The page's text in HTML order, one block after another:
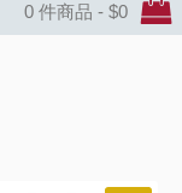
0 件商品 - $0